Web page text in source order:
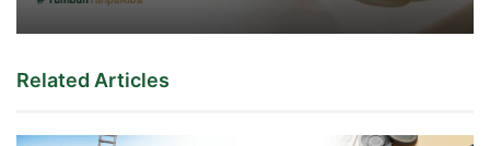
Related Articles